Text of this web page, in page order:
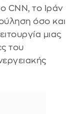
CNN, το Ιράν
όσο και
μιας
του